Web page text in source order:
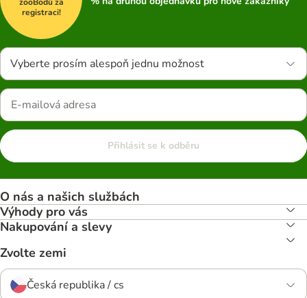
registraci!
Vyberte prosím alespoň jednu možnost
Přihlásit se k odběru
O nás a našich službách
Výhody pro vás
Nakupování a slevy
Zvolte zemi
Česká republika / cs